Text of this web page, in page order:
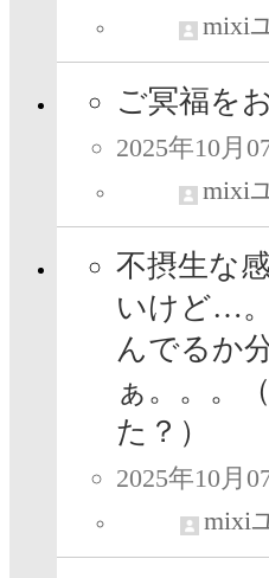
mixi
ご冥福を
2025年10月
mixi
不摂生な
いけど…
んでるか
ぁ。。。
た？）
2025年10月
mixi